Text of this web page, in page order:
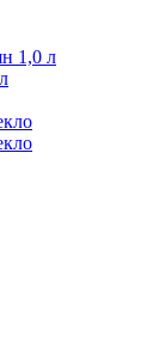
1,0 л